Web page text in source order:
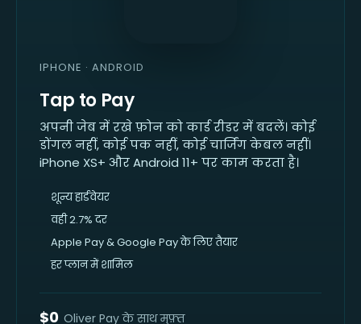
IPHONE · ANDROID
Tap to Pay
अपनी जेब में रखे फ़ोन को कार्ड रीडर में बदलें। कोई
डोंगल नहीं, कोई पक नहीं, कोई चार्जिंग केबल नहीं।
iPhone XS+ और Android 11+ पर काम करता है।
शून्य हार्डवेयर
वही 2.7% दर
Apple Pay & Google Pay के लिए तैयार
हर प्लान में शामिल
$0 Oliver Pay के साथ मुफ़्त